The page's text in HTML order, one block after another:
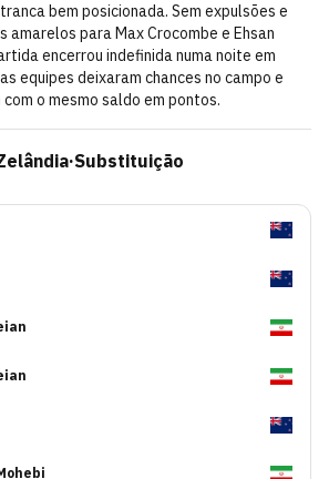
bem posicionada. Sem expulsões e
amarelos para Max Crocombe e Ehsan
encerrou indefinida numa noite em
equipes deixaram chances no campo e
o mesmo saldo em pontos.
·Substituição
Bindon
finaliza pela Nova Zelândia e Alireza